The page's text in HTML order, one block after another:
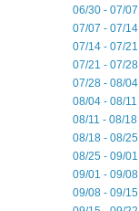
06/30 - 07/07
07/07 - 07/14
07/14 - 07/21
07/21 - 07/28
07/28 - 08/04
08/04 - 08/11
08/11 - 08/18
08/18 - 08/25
08/25 - 09/01
09/01 - 09/08
09/08 - 09/15